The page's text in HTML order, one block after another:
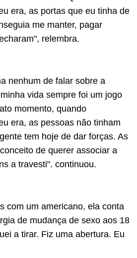
era, as portas que eu tinha de
me manter, pagar
relembra.
nenhum de falar sobre a
vida sempre foi um jogo
momento, quando
era, as pessoas não tinham
tem hoje de dar forças. As
de querer associar a
a travesti". continuou.
com um americano, ela conta
de mudança de sexo aos 18
a tirar. Fiz uma abertura. Eu